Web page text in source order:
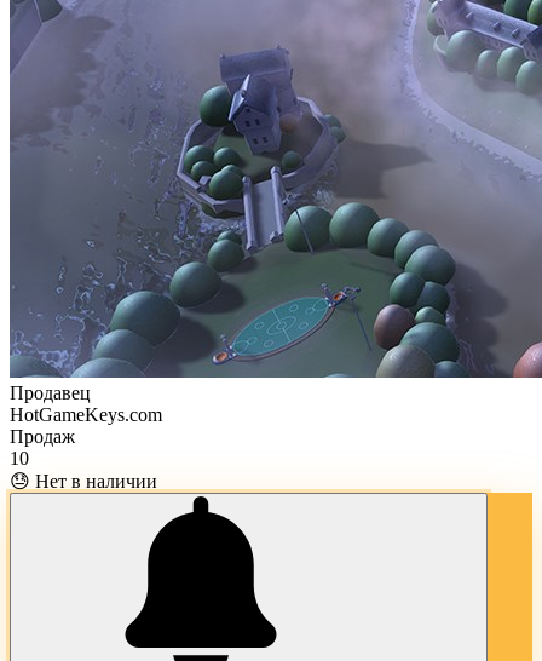
Продавец
HotGameKeys.com
Продаж
10
😓 Нет в наличии